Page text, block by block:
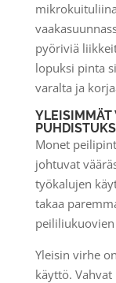
pyöriviä
lopuksi pinta
varalta ja
YLEISIMMÄT
Monet
johtuvat
työkalujen
takaa
Yleisin virhe
käyttö.